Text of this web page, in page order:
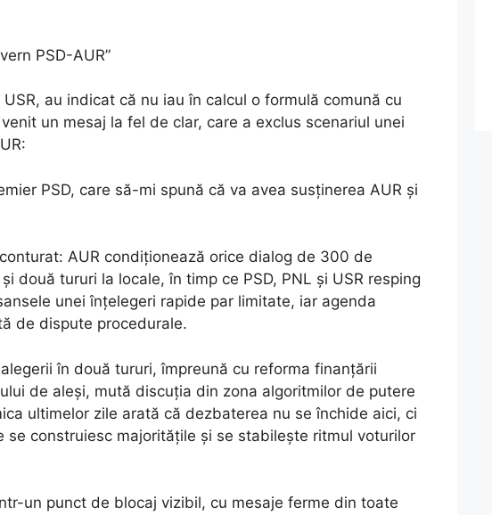
PSD-AUR”
au indicat că nu iau în calcul o formulă comună cu
un mesaj la fel de clar, care a exclus scenariul unei
PSD, care să-mi spună că va avea susținerea AUR și
AUR condiționează orice dialog de 300 de
două tururi la locale, în timp ce PSD, PNL și USR resping
unei înțelegeri rapide par limitate, iar agenda
de dispute procedurale.
în două tururi, împreună cu reforma finanțării
de aleși, mută discuția din zona algoritmilor de putere
ultimelor zile arată că dezbaterea nu se închide aici, ci
se construiesc majoritățile și se stabilește ritmul voturilor
un punct de blocaj vizibil, cu mesaje ferme din toate